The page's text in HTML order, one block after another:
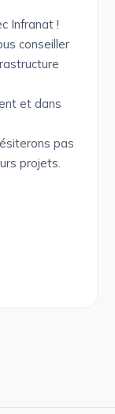
Infranat !
conseiller
et dans
pas
projets.